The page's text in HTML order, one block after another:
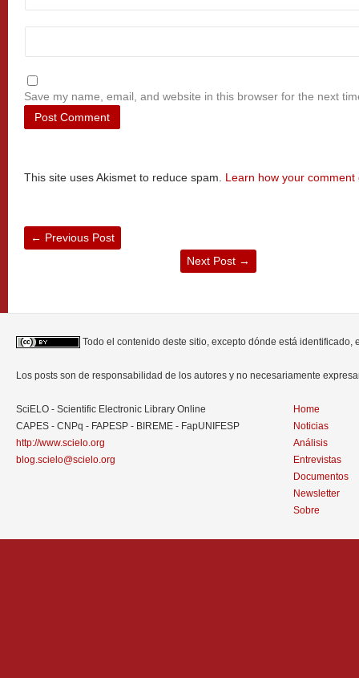
Save my name, email, and website in this browser for the next
This site uses Akismet to reduce spam. Learn how your
← Previous Post
Next Post →
Todo el contenido deste sitio, excepto dónde está identificado,
Los posts son de responsabilidad de los autores y no necesariamente
SciELO - Scientific Electronic Library Online
CAPES - CNPq - FAPESP - BIREME - FapUNIFESP
http://www.scielo.org
blog.scielo@scielo.org
Home
Noticias
Análisis
Entrevistas
Documentos
Newsletter
Sobre